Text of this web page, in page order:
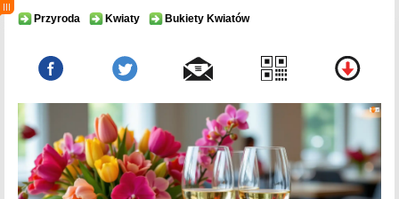
Przyroda Kwiaty Bukiety Kwiatów